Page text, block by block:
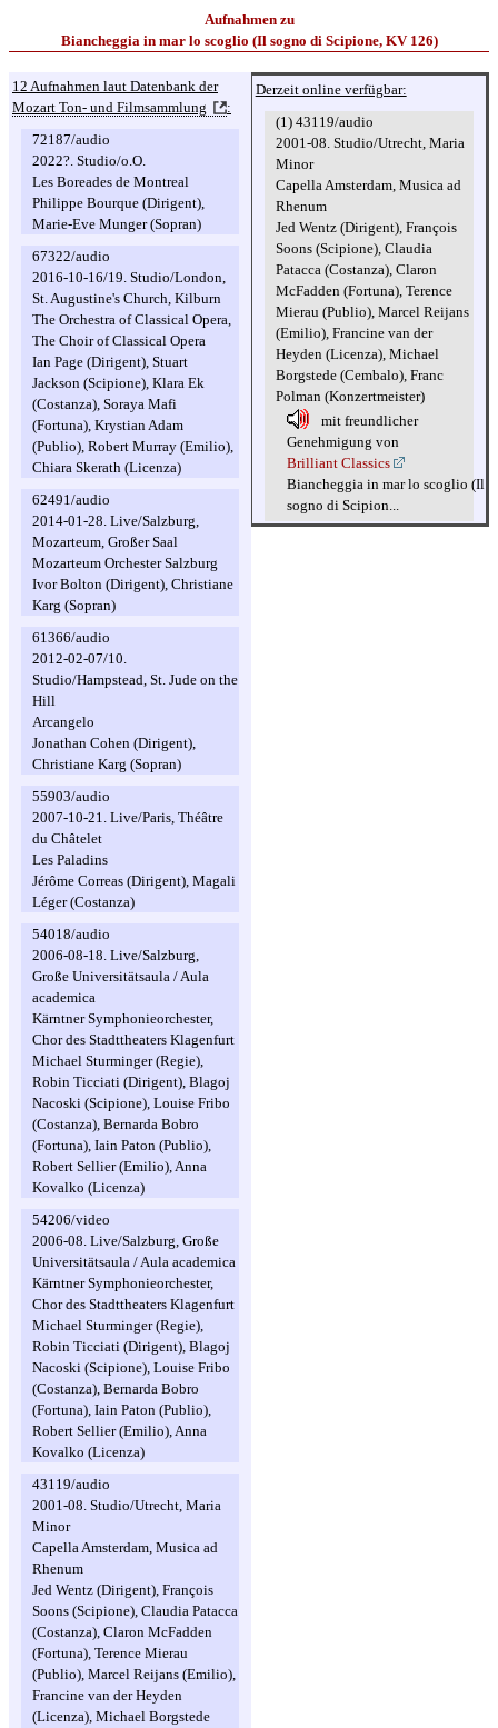
Aufnahmen zu
Biancheggia in mar lo scoglio (Il sogno di Scipione, KV 126)
12 Aufnahmen laut Datenbank der
Mozart Ton- und Filmsammlung
:
72187/audio
2022?. Studio/o.O.
Les Boreades de Montreal
Philippe Bourque (Dirigent),
Marie-Eve Munger (Sopran)
67322/audio
2016-10-16/19. Studio/London,
St. Augustine's Church, Kilburn
The Orchestra of Classical Opera,
The Choir of Classical Opera
Ian Page (Dirigent), Stuart
Jackson (Scipione), Klara Ek
(Costanza), Soraya Mafi
(Fortuna), Krystian Adam
(Publio), Robert Murray (Emilio),
Chiara Skerath (Licenza)
62491/audio
2014-01-28. Live/Salzburg,
Mozarteum, Großer Saal
Mozarteum Orchester Salzburg
Ivor Bolton (Dirigent), Christiane
Karg (Sopran)
61366/audio
2012-02-07/10.
Studio/Hampstead, St. Jude on the
Hill
Arcangelo
Jonathan Cohen (Dirigent),
Christiane Karg (Sopran)
55903/audio
2007-10-21. Live/Paris, Théâtre
du Châtelet
Les Paladins
Jérôme Correas (Dirigent), Magali
Léger (Costanza)
54018/audio
2006-08-18. Live/Salzburg,
Große Universitätsaula / Aula
academica
Kärntner Symphonieorchester,
Chor des Stadttheaters Klagenfurt
Michael Sturminger (Regie),
Robin Ticciati (Dirigent), Blagoj
Nacoski (Scipione), Louise Fribo
(Costanza), Bernarda Bobro
(Fortuna), Iain Paton (Publio),
Robert Sellier (Emilio), Anna
Kovalko (Licenza)
54206/video
2006-08. Live/Salzburg, Große
Universitätsaula / Aula academica
Kärntner Symphonieorchester,
Chor des Stadttheaters Klagenfurt
Michael Sturminger (Regie),
Robin Ticciati (Dirigent), Blagoj
Nacoski (Scipione), Louise Fribo
(Costanza), Bernarda Bobro
(Fortuna), Iain Paton (Publio),
Robert Sellier (Emilio), Anna
Kovalko (Licenza)
43119/audio
2001-08. Studio/Utrecht, Maria
Minor
Capella Amsterdam, Musica ad
Rhenum
Jed Wentz (Dirigent), François
Soons (Scipione), Claudia Patacca
(Costanza), Claron McFadden
(Fortuna), Terence Mierau
(Publio), Marcel Reijans (Emilio),
Francine van der Heyden
(Licenza), Michael Borgstede
Derzeit online verfügbar:
(1) 43119/audio
2001-08. Studio/Utrecht, Maria
Minor
Capella Amsterdam, Musica ad
Rhenum
Jed Wentz (Dirigent), François
Soons (Scipione), Claudia
Patacca (Costanza), Claron
McFadden (Fortuna), Terence
Mierau (Publio), Marcel Reijans
(Emilio), Francine van der
Heyden (Licenza), Michael
Borgstede (Cembalo), Franc
Polman (Konzertmeister)
mit freundlicher
Genehmigung von
Brilliant Classics
Biancheggia in mar lo scoglio (Il
sogno di Scipion...